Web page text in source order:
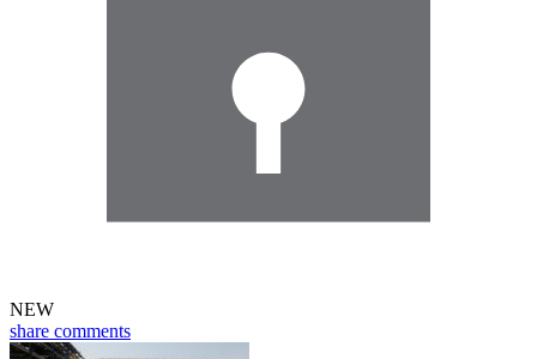
NEW
share comments